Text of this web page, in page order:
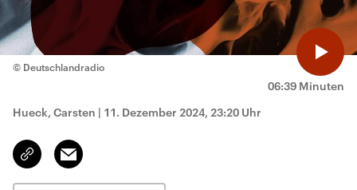
06:39 Minuten
© Deutschlandradio
Hueck, Carsten | 11. Dezember 2024, 23:20 Uhr
Link
kopieren/teilen
Email